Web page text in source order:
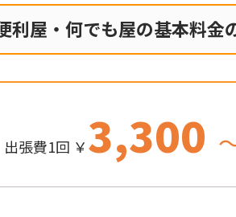
利屋・何でも屋の基本料金
出張費1回 ￥3,300